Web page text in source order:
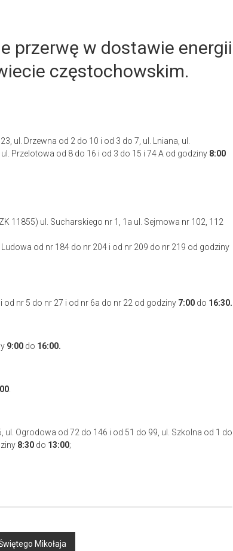
przerwę w dostawie energii
częstochowskim.
ul. Drzewna od 2 do 10 i od 3 do 7, ul. Lniana, ul.
Przelotowa od 8 do 16 i od 3 do 15 i 74 A od godziny 8:00
11855) ul. Sucharskiego nr 1, 1a ul. Sejmowa nr 102, 112
od nr 184 do nr 204 i od nr 209 do nr 219 od godziny
od nr 5 do nr 27 i od nr 6a do nr 22 od godziny 7:00 do 16:30.
9:00 do 16:00.
.
ul. Ogrodowa od 72 do 146 i od 51 do 99, ul. Szkolna od 1 do
8:30 do 13:00;
Mikołaja